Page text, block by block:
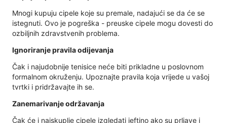
Mnogi kupuju cipele koje su premale, nadajući se da će se
istegnuti. Ovo je pogreška - preuske cipele mogu dovesti do
ozbiljnih zdravstvenih problema.
Ignoriranje pravila odijevanja
Čak i najudobnije tenisice neće biti prikladne u poslovnom
formalnom okruženju. Upoznajte pravila koja vrijede u vašoj
tvrtki i pridržavajte ih se.
Zanemarivanje održavanja
Čak će i najskuplje cipele izgledati jeftino ako su prljave i